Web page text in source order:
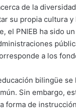
de la
su propia cultura y
el PNIEB ha sido
a los
bilingüe se
Sin embargo,
forma de